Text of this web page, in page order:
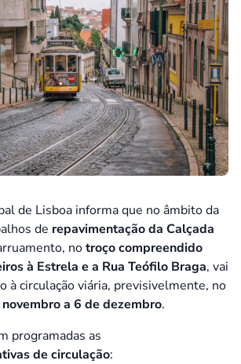
de Lisboa informa que no âmbito da
de repavimentação da Calçada
notroço compreendido
à Estrela e a Rua Teófilo Braga, vai
à circulação viária, previsivelmente, no
a 6 de dezembro.
programadas as
de circulação: